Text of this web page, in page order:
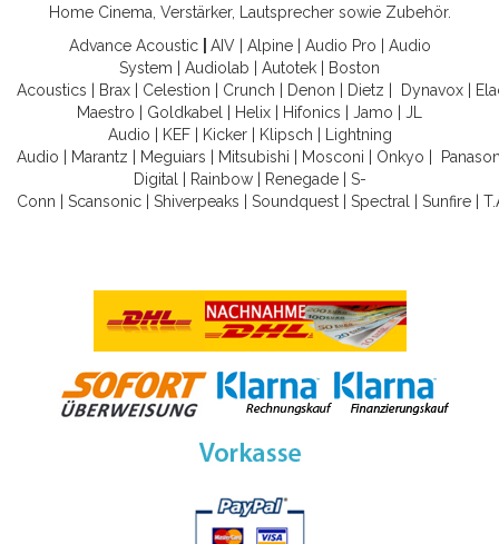
Home Cinema, Verstärker, Lautsprecher sowie Zubehör.
Advance Acoustic
AIV| Alpine| Audio Pro
Audio
System
Audiolab Autotek
Boston
Acoustics
Brax Celestion Crunch Denon Dietz Dynavox
Maestro
Goldkabel Helix Hifonics Jamo
JL
Audio
KEF| Kicker| Klipsch
Lightning
Audio
Marantz Meguiars Mitsubishi Mosconi Onkyo
Digital
Rainbow| Renegade| S-
Conn
Scansonic Shiverpeaks Soundquest Spectral Sunfire